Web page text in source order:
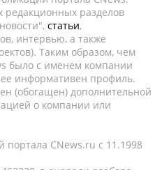
редакционных разделов
статьи,
интервью, а также
Таким образом, чем
было с именем компании
информативен профиль.
(обогащен) дополнительной
о компании или
портала CNews.ru c 11.1998